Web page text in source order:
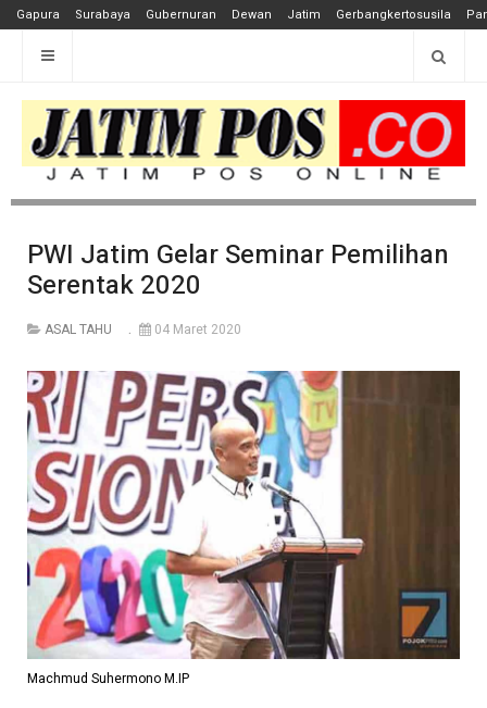
Gapura Surabaya Gubernuran Dewan Jatim Gerbangkertosusila
PWI Jatim Gelar Seminar Pemilihan
Serentak 2020
ASAL TAHU 04 Maret 2020
Machmud Suhermono M.IP